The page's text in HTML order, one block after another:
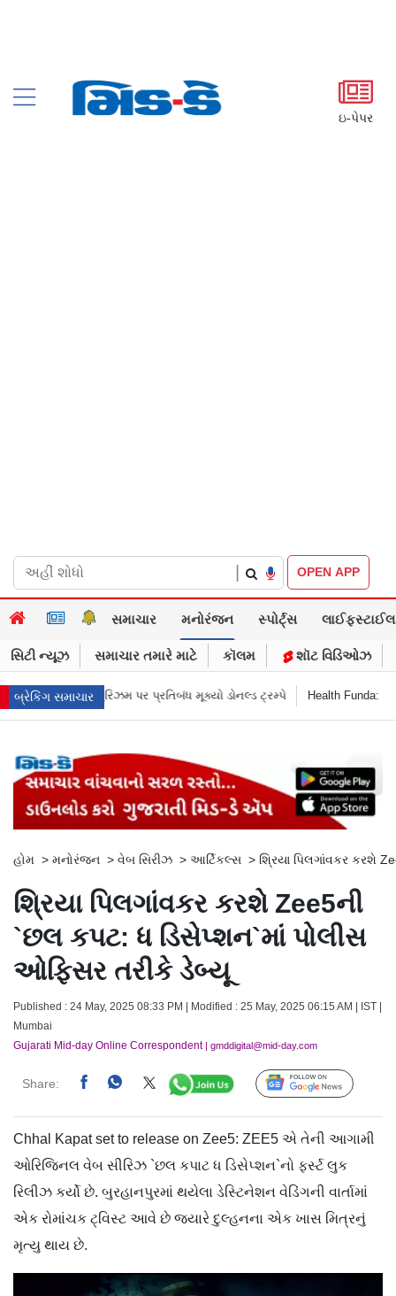
ઇ-પેપર
OPEN APP
સમાચાર મનોરંજન સ્પોર્ટ્સ લાઈફસ્ટાઈલ
સિટી ન્યૂઝ સમાચાર તમારે માટે કૉલમ શૉટ વિડિઓઝ
બ્રેકિંગ સમાચાર
ડોનલ્ડ ટ્રમ્પે Health Funda: મહારાષ્ટ્રમાં શાળાની બહાર જંક ફૂડ બૅન!
હોમ > મનોરંજન > વેબ સિરીઝ > આર્ટિકલ્સ > શ્રિયા પિલગાંવકર કરશે
શ્રિયા પિલગાંવકર કરશે Zee5ની
`છલ કપટ: ધ ડિસેપ્શન`માં પોલીસ
ઓફિસર તરીકે ડેબ્યૂ
Published : 24 May, 2025 08:33 PM | Modified : 25 May, 2025 06:15 AM | IST |
Mumbai
Gujarati Mid-day Online Correspondent| gmddigital@mid-day.com
Share: Follow Us
Chhal Kapat set to release on Zee5: ZEE5 એ તેની આગામી
ઓરિજિનલ વેબ સીરિઝ `છલ કપાટ ધ ડિસેપ્શન`નો ફર્સ્ટ લુક
રિલીઝ કર્યો છે. બુરહાનપુરમાં થયેલા ડેસ્ટિનેશન વેડિંગની વાર્તામાં
એક રોમાંચક ટ્વિસ્ટ આવે છે જ્યારે દુલ્હનના એક ખાસ મિત્રનું
મૃત્યુ થાય છે.